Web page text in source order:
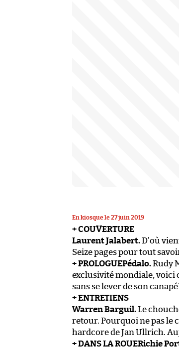
En kiosque le 27 juin 2019
+ COUVERTURE
Laurent Jalabert.D’où
Seize pages pour tout
+ PROLOGUEPédalo.Rudy
exclusivité mondiale, voici
sans se lever de son
+ ENTRETIENS
Warren Barguil.Le
retour. Pourquoi ne pas le
hardcore de Jan Ullrich.
+ DANS LA ROUERichie